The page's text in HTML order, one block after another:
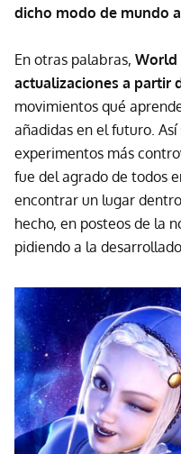
dicho modo de mundo
En otras palabras, World
actualizaciones a partir
movimientos qué
añadidas en el futuro.
experimentos más
fue del agrado de todos
encontrar un lugar
hecho, en posteos de la
pidiendo a la